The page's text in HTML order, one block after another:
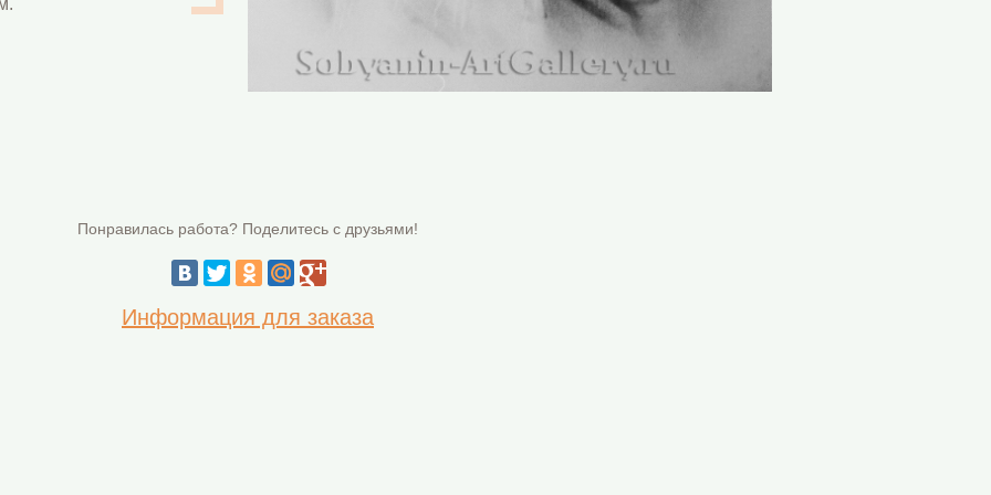
Понравилась работа? Поделитесь с друзьями!
Информация для заказа